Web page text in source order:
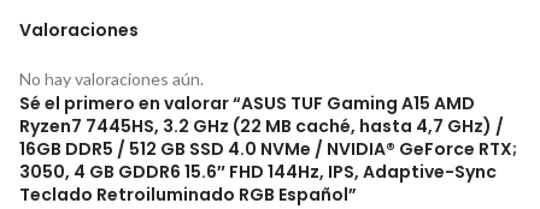
Valoraciones
No hay valoraciones aún.
Sé el primero en valorar “ASUS TUF Gaming A15 AMD
Ryzen7 7445HS, 3.2 GHz (22 MB caché, hasta 4,7 GHz) /
16GB DDR5 / 512 GB SSD 4.0 NVMe / NVIDIA® GeForce RTX;
3050, 4 GB GDDR6 15.6″ FHD 144Hz, IPS, Adaptive-Sync
Teclado Retroiluminado RGB Español”